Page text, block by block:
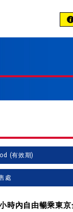
(有效期)
處
時內自由暢乘東京